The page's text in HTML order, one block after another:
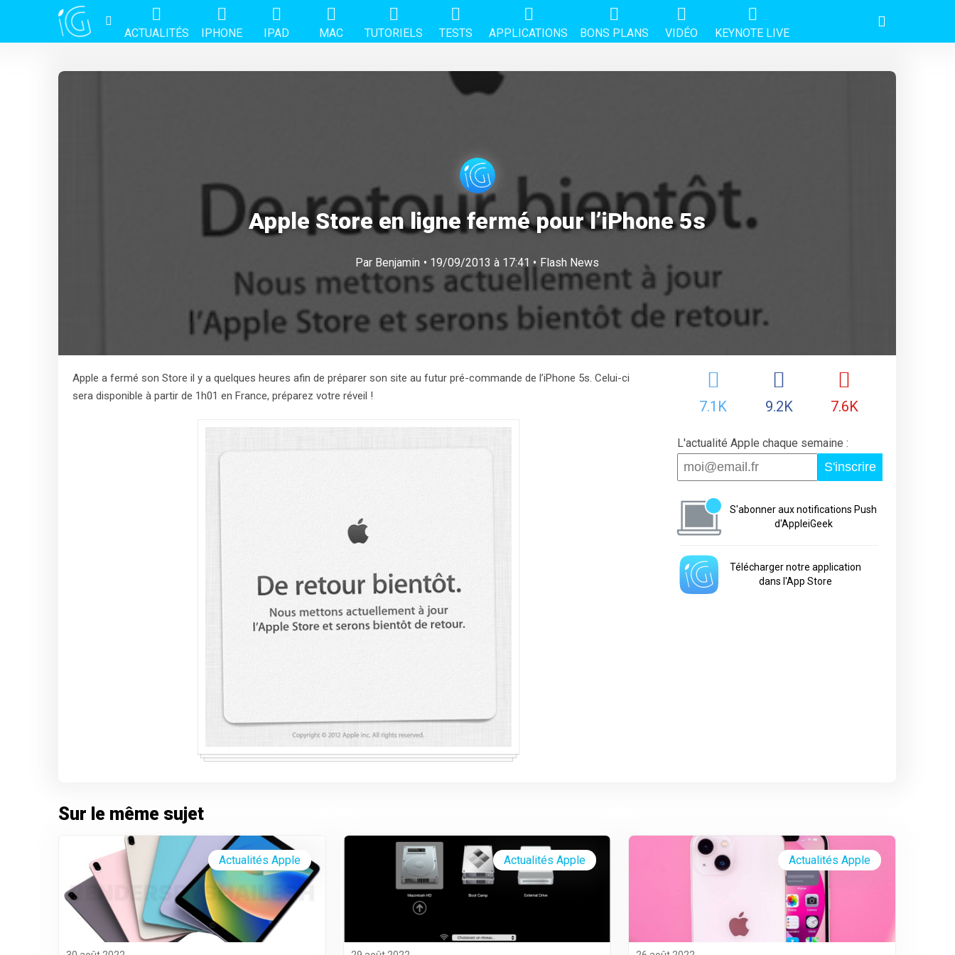
ACTUALITÉS IPHONE IPAD MAC TUTORIELS TESTS APPLICATIONS BONS PLANS VIDÉO KEYNOTE LIVE
Apple Store en ligne fermé pour l’iPhone 5s
Par Benjamin • 19/09/2013 à 17:41 • Flash News
Apple a fermé son Store il y a quelques heures afin de préparer son site au futur pré-commande de l’iPhone 5s. Celui-ci
sera disponible à partir de 1h01 en France, préparez votre réveil !
7.1K 9.2K 7.6K
L'actualité Apple chaque semaine :
S'inscrire
S'abonner aux notifications Push
d'AppleiGeek
Télécharger notre application
dans l'App Store
Sur le même sujet
Actualités Apple Actualités Apple Actualités Apple